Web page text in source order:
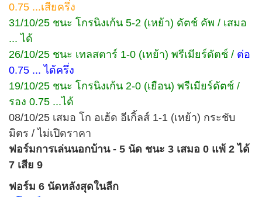
0.75 ...เสียครึ่ง
31/10/25 ชนะ โกรนิงเก้น 5-2 (เหย้า) ดัตช์ คัพ / เสมอ
... ได้
26/10/25 ชนะ เทลสตาร์ 1-0 (เหย้า) พรีเมียร์ดัตช์ / ต่อ
0.75 ... ได้ครึ่ง
19/10/25 ชนะ โกรนิงเก้น 2-0 (เยือน) พรีเมียร์ดัตช์ /
รอง 0.75 ...ได้
08/10/25 เสมอ โก อเฮ้ด อีเกิ้ลส์ 1-1 (เหย้า) กระชับ
มิตร / ไม่เปิดราคา
ฟอร์มการเล่นนอกบ้าน - 5 นัด ชนะ 3 เสมอ 0 แพ้ 2 ได้
7 เสีย 9
ฟอร์ม 6 นัดหลังสุดในลีก